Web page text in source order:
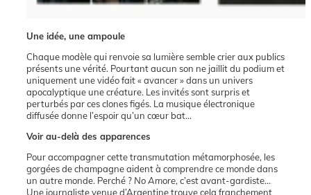
Une idée, une ampoule
Chaque modèle qui renvoie sa lumière semble crier aux publics
présents une vérité. Pourtant aucun son ne jaillit du podium et
uniquement une vidéo fait « avancer » dans un univers
apocalyptique une créature. Les invités sont surpris et
perturbés par ces clones figés. La musique électronique
diffusée donne l’espoir qu’un cœur bat…
Voir au-delà des apparences
Pour accompagner cette transmutation métamorphosée, les
gorgées de champagne aident à comprendre ce monde dans
un autre monde. Perché ? No Amore, c’est avant-gardiste…
Une journaliste venue d’Argentine trouve cela franchement